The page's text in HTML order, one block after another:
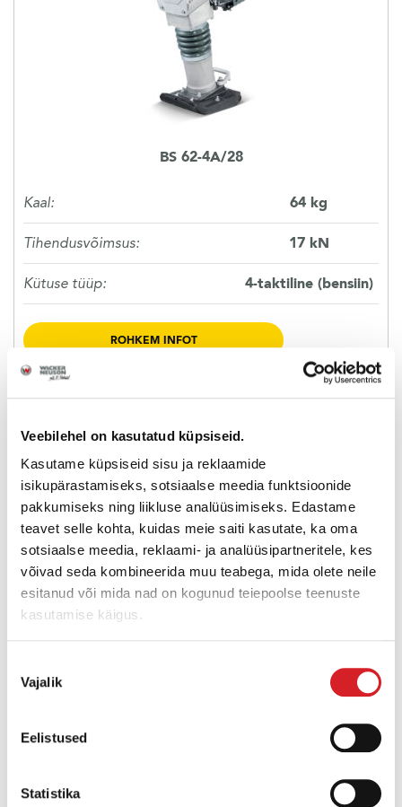
Veebilehel on kasutatud küpsiseid.
Kasutame küpsiseid sisu ja reklaamide
isikupärastamiseks, sotsiaalse meedia funktsioonide
pakkumiseks ning liikluse analüüsimiseks. Edastame
teavet selle kohta, kuidas meie saiti kasutate, ka oma
sotsiaalse meedia, reklaami- ja analüüsipartneritele, kes
võivad seda kombineerida muu teabega, mida olete neile
esitanud või mida nad on kogunud teiepoolse teenuste
kasutamise käigus.
valik
Vajalik
Eelistused
Statistika
KASUTATUD TEHNIKA
KARJÄÄR
BS 62-4A/28
Kaal: 64 kg
Tihendusvõimsus: 17 kN
Kütuse tüüp: 4-taktiline (bensiin)
ROHKEM INFOT
Tihendusvõimsus:
Kütuse tüüp: 4-taktiline (bensiin)